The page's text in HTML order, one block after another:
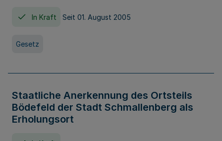
In Kraft Seit 01. August 2005
Gesetz
Staatliche Anerkennung des Ortsteils
Bödefeld der Stadt Schmallenberg als
Erholungsort